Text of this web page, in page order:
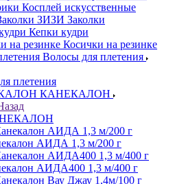
Косплей искусственные
ЗИЗИ Заколки
Кепки кудри
Косички на резинке
Волосы для плетения
плетения
КАНЕКАЛОН
АИДА 1,3 м/200 г
АИДА400 1,3 м/400 г